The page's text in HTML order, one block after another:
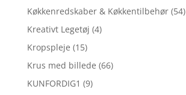
Køkkenredskaber & Køkkentilbehør (54)
Kreativt Legetøj (4)
Kropspleje (15)
Krus med billede (66)
KUNFORDIG1 (9)